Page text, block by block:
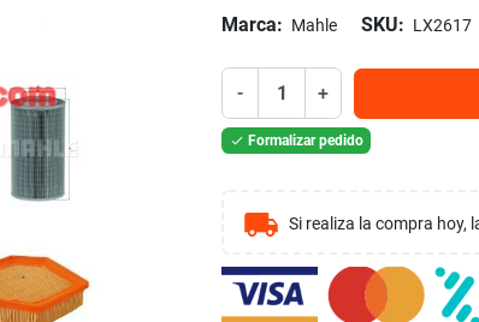
Marca: Mahle SKU: LX2617
- +
 Formalizar pedido
local_shipping Si realiza la compra hoy,